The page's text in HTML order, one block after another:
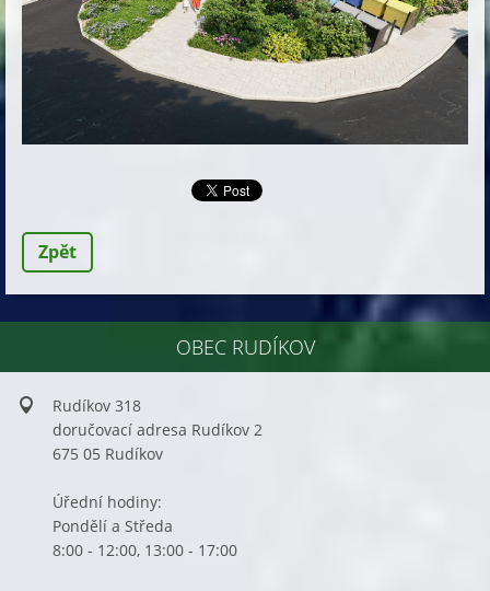
Zpět
OBEC RUDÍKOV
Rudíkov 318
doručovací adresa Rudíkov 2
675 05 Rudíkov
Úřední hodiny:
Pondělí a Středa
8:00 - 12:00, 13:00 - 17:00